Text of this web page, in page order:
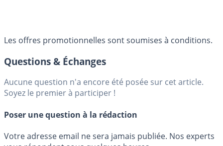
Les offres promotionnelles sont soumises à conditions.
Questions & Échanges
Aucune question n'a encore été posée sur cet article.
Soyez le premier à participer !
Poser une question à la rédaction
Votre adresse email ne sera jamais publiée. Nos experts